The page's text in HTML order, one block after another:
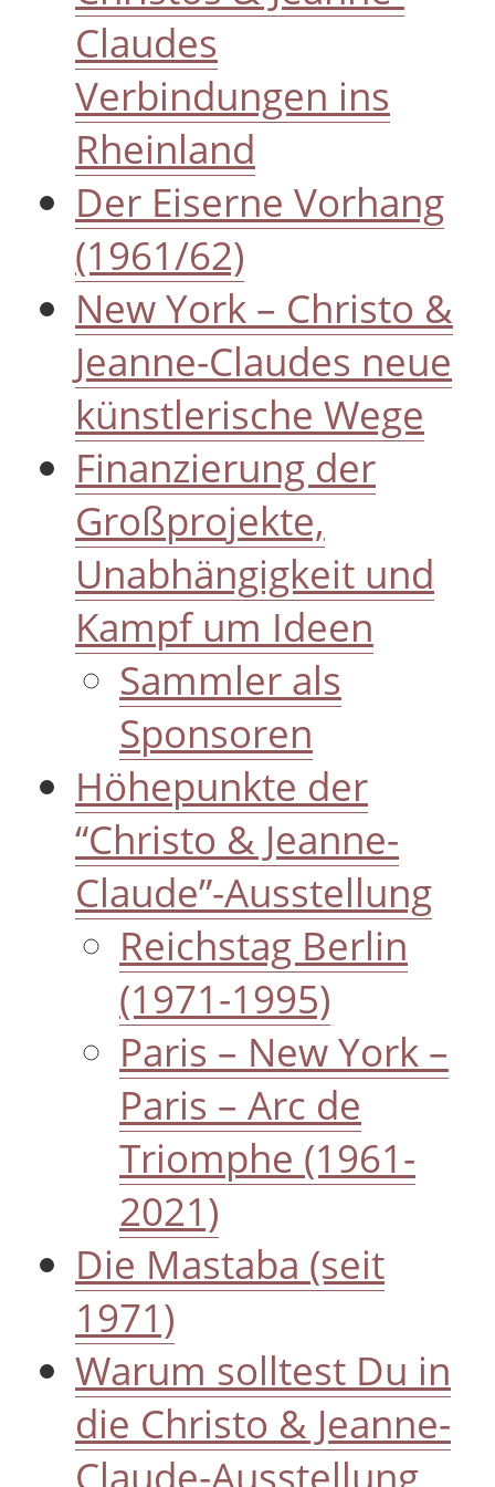
Claudes
Verbindungen ins
Rheinland
Der Eiserne Vorhang
(1961/62)
New York – Christo &
Jeanne-Claudes neue
künstlerische Wege
Finanzierung der
Großprojekte,
Unabhängigkeit und
Kampf um Ideen
Sammler als
Sponsoren
Höhepunkte der
“Christo & Jeanne-
Claude”-Ausstellung
Reichstag Berlin
(1971-1995)
Paris – New York –
Paris – Arc de
Triomphe (1961-
2021)
Die Mastaba (seit
1971)
Warum solltest Du in
die Christo & Jeanne-
Claude-Ausstellung